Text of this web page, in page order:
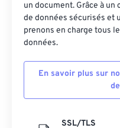
un document. Grâce à
de données sécurisés et
prenons en charge tous
données.
En savoir plus sur
SSL/TLS